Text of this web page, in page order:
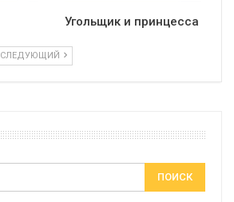
Угольщик и принцесса
СЛЕДУЮЩИЙ